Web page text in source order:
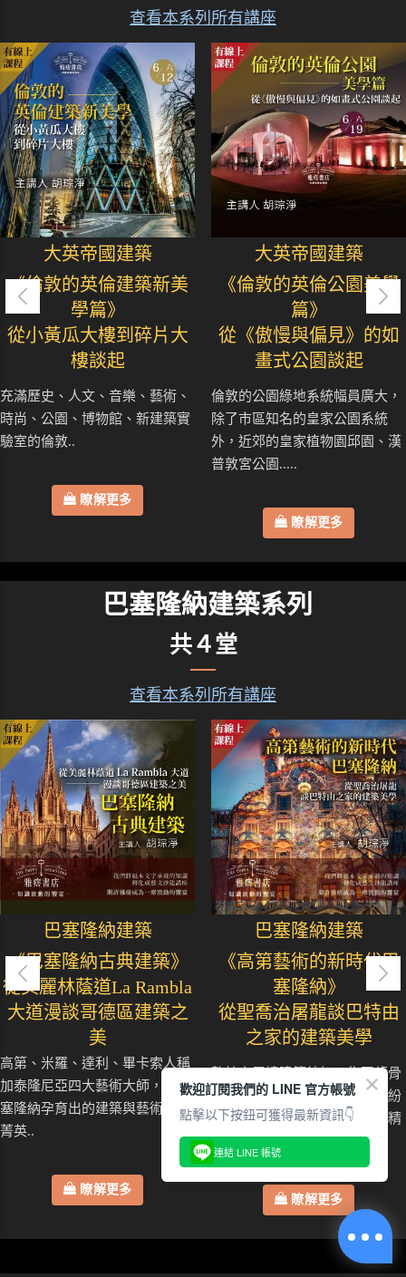
查看本系列所有講座
大英帝國建築
《倫敦的英倫建築新美
學篇》
從小黃瓜大樓到碎片大
樓談起
充滿歷史、人文、音樂、藝術、
時尚、公園、博物館、新建築實
驗室的倫敦..
瞭解更多
大英帝國建築
《倫敦的英倫公園美學
篇》
從《傲慢與偏見》的如
畫式公園談起
倫敦的公園綠地系統幅員廣大，
除了市區知名的皇家公園系統
外，近郊的皇家植物園邱園、漢
普敦宮公園.....
瞭解更多
巴塞隆納建築系列
共４堂
查看本系列所有講座
巴塞隆納建築
《巴塞隆納古典建築》
從美麗林蔭道La Rambla
大道漫談哥德區建築之
美
高第、米羅、達利、畢卡索人稱
加泰隆尼亞四大藝術大師，是巴
塞隆納孕育出的建築與藝術文化
菁英..
瞭解更多
巴塞隆納建築
《高第藝術的新時代巴
塞隆納》
從聖喬治屠龍談巴特由
之家的建築美學
整棟六層樓建築彷如一隻巨龍骨
架，流動的石雕線條與色彩繽紛
的馬賽克，訴說著加泰隆尼亞精
神..
瞭解更多
歡迎訂閱我們的 LINE 官方帳號
點擊以下按鈕可獲得最新資訊👇
連結 LINE 帳號